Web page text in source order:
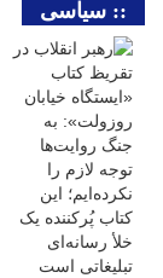
:: سیاسی